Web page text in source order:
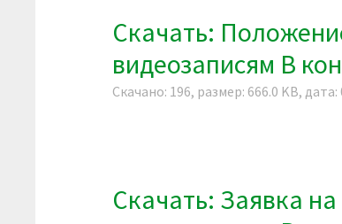
Скачать:
видеозаписям В
Скачано: 196, размер: 666.0 KB,
Скачать: Заявка